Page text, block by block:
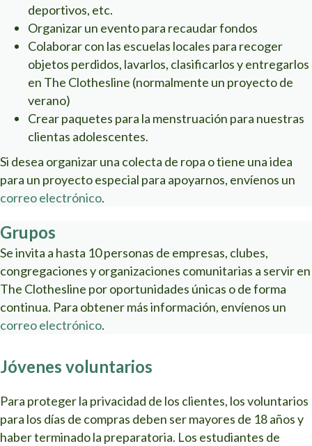
deportivos, etc.
Organizar un evento para recaudar fondos
Colaborar con las escuelas locales para recoger
objetos perdidos, lavarlos, clasificarlos y entregarlos
en The Clothesline (normalmente un proyecto de
verano)
Crear paquetes para la menstruación para nuestras
clientas adolescentes.
Si desea organizar una colecta de ropa o tiene una idea
para un proyecto especial para apoyarnos, envíenos un
correo electrónico.
Grupos
Se invita a hasta 10 personas de empresas, clubes,
congregaciones y organizaciones comunitarias a servir en
The Clothesline por oportunidades únicas o de forma
continua. Para obtener más información, envíenos un
correo electrónico.
Jóvenes voluntarios
Para proteger la privacidad de los clientes, los voluntarios
para los días de compras deben ser mayores de 18 años y
haber terminado la preparatoria. Los estudiantes de